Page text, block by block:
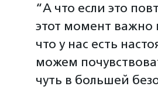
“А что если это
этот момент важно
что у нас есть
можем
чуть в большей